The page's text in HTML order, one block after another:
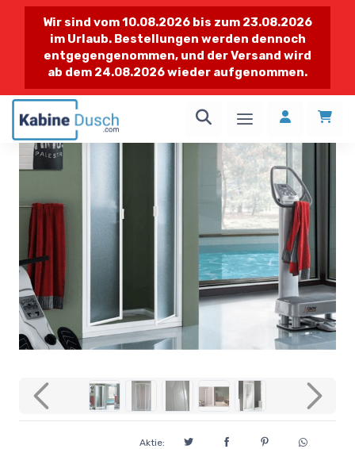
Wir sind vom 10.08.2026 bis zum 23.08.2026
im Urlaub. Bestellungen werden dennoch
entgegengenommen, und der Versand wird
ab dem 24.08.2026 wieder aufgenommen.
Previous Next
Aktie: